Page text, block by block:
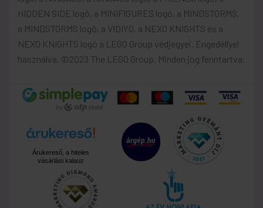
HIDDEN SIDE logó, a MINIFIGURES logó, a MINDSTORMS,
a MINDSTORMS logó, a VIDIYO, a NEXO KNIGHTS és a
NEXO KNIGHTS logó a LEGO Group védjegyei. Engedéllyel
használva. ©2023 The LEGO Group. Minden jog fenntartva.
Árukereső, a hiteles
vásárlási kalauz